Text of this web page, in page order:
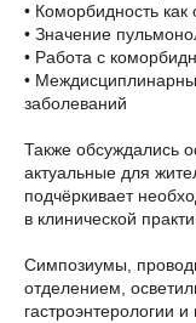
• Коморбидность
• Значение
• Работа с
•
заболеваний
Также обсуждались
актуальные для
подчёркивает
в клинической
Симпозиумы,
отделением,
гастроэнтерологии